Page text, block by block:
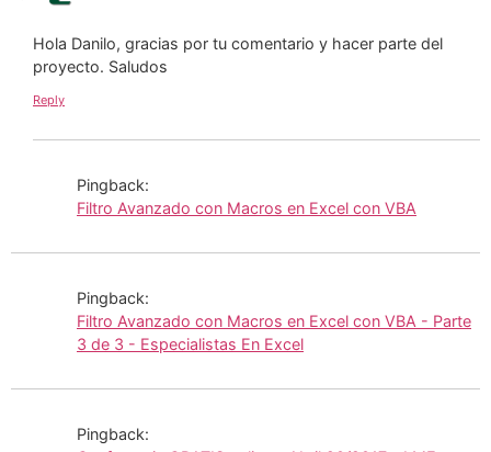
Hola Danilo, gracias por tu comentario y hacer parte del
proyecto. Saludos
Reply
Pingback:
Filtro Avanzado con Macros en Excel con VBA
Pingback:
Filtro Avanzado con Macros en Excel con VBA - Parte
3 de 3 - Especialistas En Excel
Pingback: